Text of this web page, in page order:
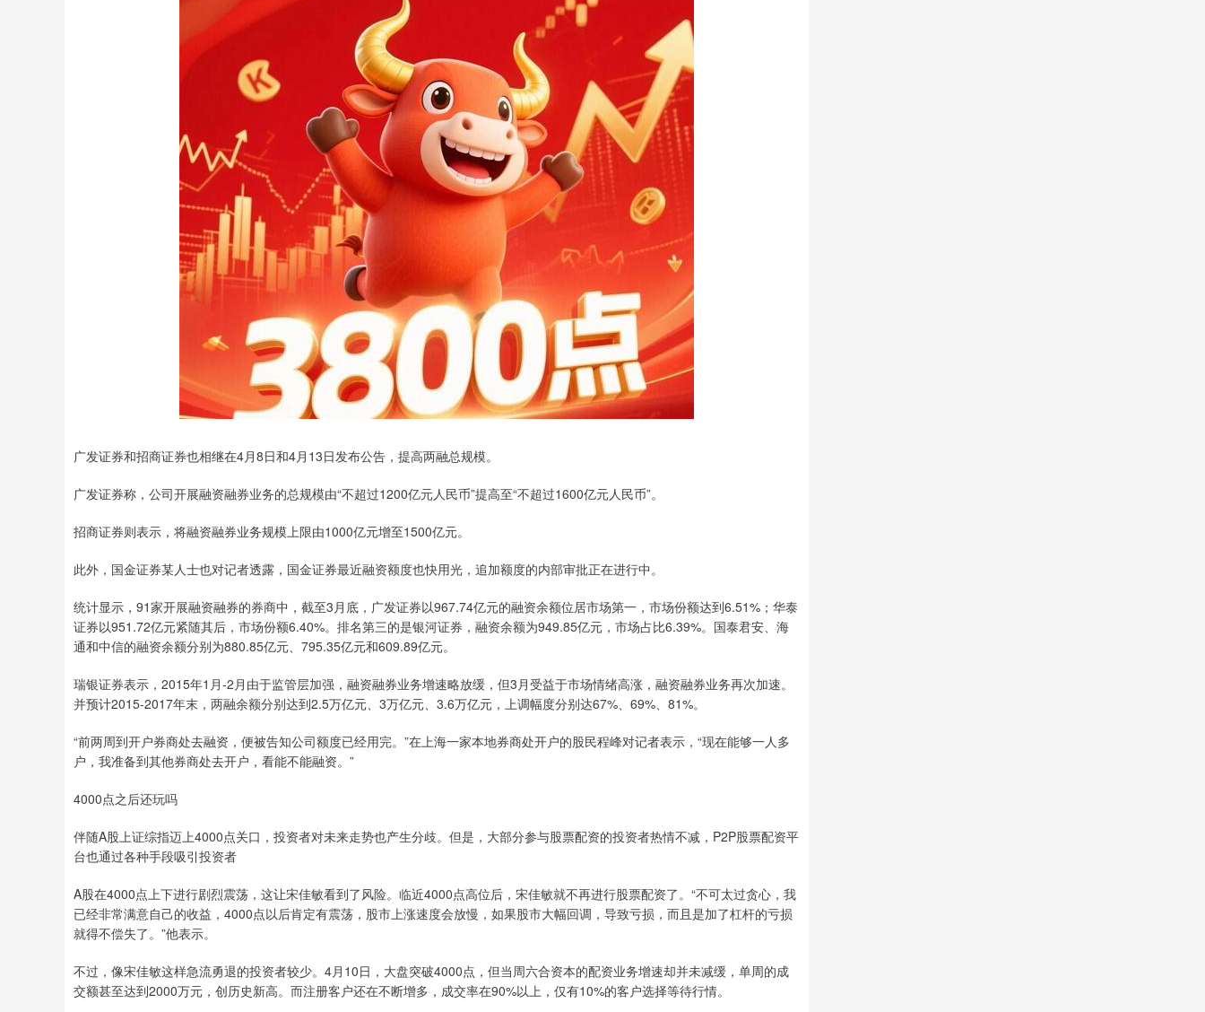
广发证券和招商证券也相继在4月8日和4月13日发布公告，提高两融总规模。
广发证券称，公司开展融资融券业务的总规模由“不超过1200亿元人民币”提高至“不超过1600亿元人民币”。
招商证券则表示，将融资融券业务规模上限由1000亿元增至1500亿元。
此外，国金证券某人士也对记者透露，国金证券最近融资额度也快用光，追加额度的内部审批正在进行中。
统计显示，91家开展融资融券的券商中，截至3月底，广发证券以967.74亿元的融资余额位居市场第一，市场份额达到6.51%；华泰
证券以951.72亿元紧随其后，市场份额6.40%。排名第三的是银河证券，融资余额为949.85亿元，市场占比6.39%。国泰君安、海
通和中信的融资余额分别为880.85亿元、795.35亿元和609.89亿元。
瑞银证券表示，2015年1月-2月由于监管层加强，融资融券业务增速略放缓，但3月受益于市场情绪高涨，融资融券业务再次加速。
并预计2015-2017年末，两融余额分别达到2.5万亿元、3万亿元、3.6万亿元，上调幅度分别达67%、69%、81%。
“前两周到开户券商处去融资，便被告知公司额度已经用完。”在上海一家本地券商处开户的股民程峰对记者表示，“现在能够一人多
户，我准备到其他券商处去开户，看能不能融资。”
4000点之后还玩吗
伴随A股上证综指迈上4000点关口，投资者对未来走势也产生分歧。但是，大部分参与股票配资的投资者热情不减，P2P股票配资平
台也通过各种手段吸引投资者
A股在4000点上下进行剧烈震荡，这让宋佳敏看到了风险。临近4000点高位后，宋佳敏就不再进行股票配资了。“不可太过贪心，我
已经非常满意自己的收益，4000点以后肯定有震荡，股市上涨速度会放慢，如果股市大幅回调，导致亏损，而且是加了杠杆的亏损
就得不偿失了。”他表示。
不过，像宋佳敏这样急流勇退的投资者较少。4月10日，大盘突破4000点，但当周六合资本的配资业务增速却并未减缓，单周的成
交额甚至达到2000万元，创历史新高。而注册客户还在不断增多，成交率在90%以上，仅有10%的客户选择等待行情。